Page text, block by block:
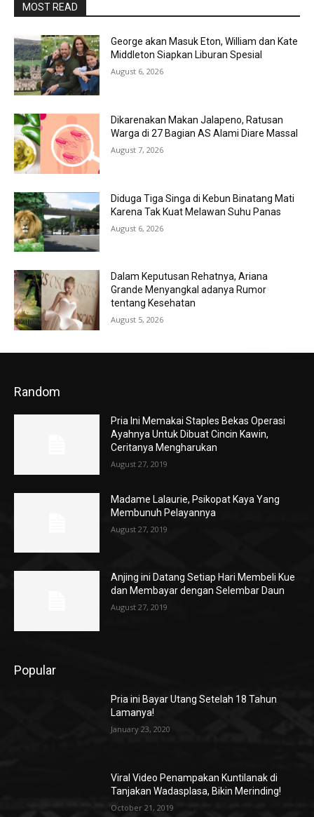
MOST READ
George akan Masuk Eton, William dan Kate
Middleton Siapkan Liburan Spesial
August 6, 2026
Dikarenakan Makan Jalapeno, Ratusan
Warga di 27 Bagian AS Alami Diare Massal
August 7, 2026
Diduga Tiga Singa di Kebun Binatang Mati
Karena Tak Kuat Melawan Suhu Panas
August 6, 2026
Dalam Keputusan Rehatnya, Ariana
Grande Menyangkal adanya Rumor
tentang Kesehatan
August 5, 2026
Random
Pria Ini Memakai Staples Bekas Operasi
Ayahnya Untuk Dibuat Cincin Kawin,
Ceritanya Mengharukan
August 27, 2019
Madame Lalaurie, Psikopat Kaya Yang
Membunuh Pelayannya
August 27, 2019
Anjing ini Datang Setiap Hari Membeli Kue
dan Membayar dengan Selembar Daun
August 27, 2019
Popular
Pria ini Bayar Utang Setelah 18 Tahun
Lamanya!
January 23, 2020
Viral Video Penampakan Kuntilanak di
Tanjakan Wadasplasa, Bikin Merinding!
October 21, 2019